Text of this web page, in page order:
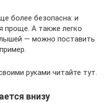
более безопасна: и
проще. А также легко
— можно поставить
руками читайте тут.
внизу